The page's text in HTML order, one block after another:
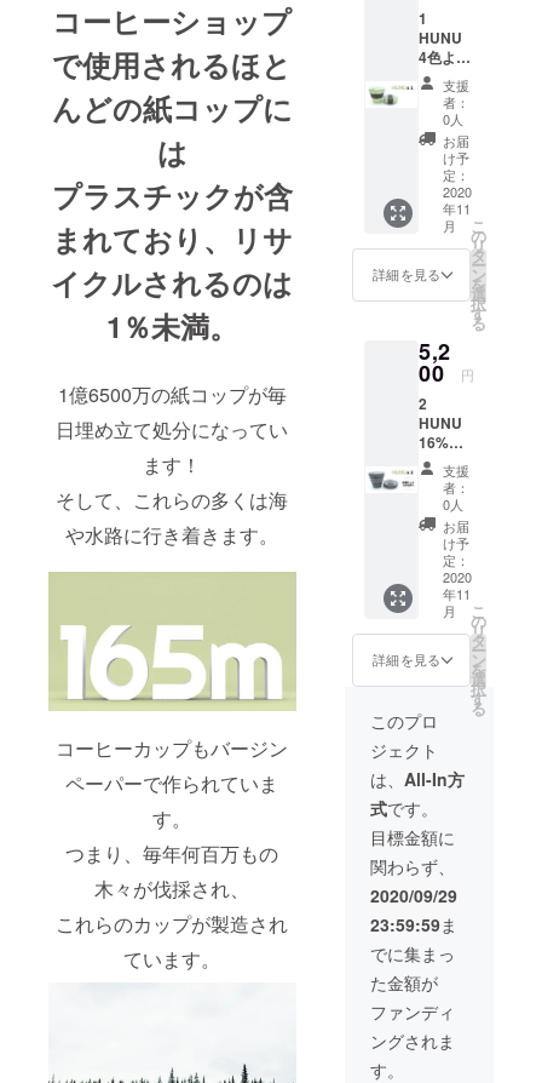
コーヒーショップ
で使用されるほと
んどの紙コップに
は
プラスチックが含
まれており、リサ
イクルされるのは
1％未満。
1億6500万の紙コップが毎
日埋め立て処分になってい
ます！
そして、これらの多くは海
や水路に行き着きます。
コーヒーカップもバージン
ペーパーで作られていま
す。
つまり、毎年何百万もの
木々が伐採され、
これらのカップが製造され
ています。
Higashi
Buildin
g 5F
Shibuy
a-ku
Tokyo
150-
0002
い： お
名前 町
名 番
地・
号 建
物名
部屋番
号 市区
町村 都
道府県
郵便番
Taro
Yamad
Chome
−22−3
a
Higashi
Buildin
g 5F
Shibuy
a-ku
Tokyo
150-
0002
が含ま
れま
す。 こ
ちらは
海外か
らの発
送とな
りま
す。備
考欄に
下記順
番にて
お名前
とお届
ご記入
いただ
きます
ようご
協力く
ださ
い： お
名前 町
名 番
地・
号 建
物名
部屋番
号 市区
町村 都
道府県
郵便番
Yamad
Shibuy
a 2
Chome
−22−3
Shibuy
a
Higashi
Buildin
Shibuy
a-ku
Tokyo
150-
0002
1
HUNU
4色より
お好き
な色を
お選び
くださ
い。 こ
ちらの
価格に
は送料
が含ま
れま
す。 こ
ちらは
海外か
送とな
りま
す。備
考欄に
下記順
番にて
お名前
とお届
け先を
ローマ
字にて
ご記入
いただ
きます
ようご
協力く
ださ
名 番
地・
号 建
物名
部屋番
号 市区
町村 都
道府県
郵便番
号 例：
Taro
Yamad
a
Shibuy
a 2
Chome
−22−3
Shibuy
支援
者：
0人
お届
け予
定：
2020
年11
月
詳細を見る
こ
の
リ
タ
ー
ン
を
選
択
す
る
5,2
00 円
2
HUNU
16%OF
F 4色よ
りお好
きな色
をお選
びくだ
さい。
こちら
の価格
には送
料が含
まれま
す。 こ
ちらは
海外か
らの発
送とな
りま
す。備
考欄に
下記順
番にて
お名前
とお届
け先を
ローマ
字にて
ご記入
いただ
きます
ようご
協力く
支援
者：
0人
お届
け予
定：
2020
年11
月
詳細を見る
こ
の
リ
タ
ー
ン
を
選
択
す
る
このプロ
ジェクト
は、 All-In方
式です。
目標金額に
関わらず、
2020/09/29
23:59:59ま
でに集まっ
た金額が
ファンディ
ングされま
す。